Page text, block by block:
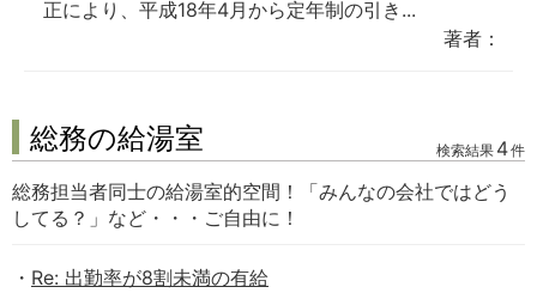
正により、平成18年4月から定年制の引き...
著者：
総務の給湯室 検索結果 4件
総務担当者同士の給湯室的空間！「みんなの会社ではどう
してる？」など・・・ご自由に！
Re: 出勤率が8割未満の有給